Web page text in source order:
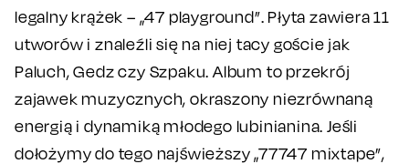
legalny krążek – „47 playground”. Płyta zawiera 11
utworów i znaleźli się na niej tacy goście jak
Paluch, Gedz czy Szpaku. Album to przekrój
zajawek muzycznych, okraszony niezrównaną
energią i dynamiką młodego lubinianina. Jeśli
dołożymy do tego najświeższy „77747 mixtape”,